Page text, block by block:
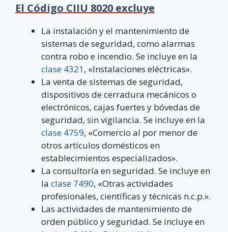
El Código CIIU 8020 excluye
La instalación y el mantenimiento de
sistemas de seguridad, como alarmas
contra robo e incendio. Se incluye en la
clase 4321, «Instalaciones eléctricas».
La venta de sistemas de seguridad,
dispositivos de cerradura mecánicos o
electrónicos, cajas fuertes y bóvedas de
seguridad, sin vigilancia. Se incluye en la
clase 4759, «Comercio al por menor de
otros artículos domésticos en
establecimientos especializados».
La consultoría en seguridad. Se incluye en
la clase 7490, «Otras actividades
profesionales, científicas y técnicas n.c.p.».
Las actividades de mantenimiento de
orden público y seguridad. Se incluye en